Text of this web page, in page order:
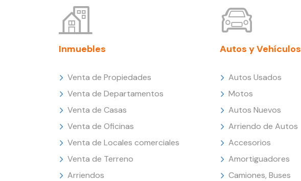
Inmuebles
Venta de Propiedades
Venta de Departamentos
Venta de Casas
Venta de Oficinas
Venta de Locales comerciales
Venta de Terreno
Arriendos
Autos y Vehículos
Autos Usados
Motos
Autos Nuevos
Arriendo de Autos
Accesorios
Amortiguadores
Camiones, Buses